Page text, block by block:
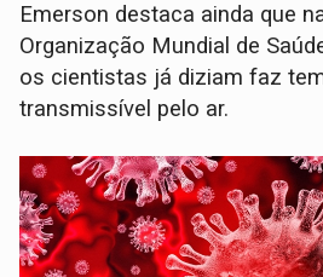
Emerson destaca ainda que
Organização Mundial de
os cientistas já diziam faz
transmissível pelo ar.